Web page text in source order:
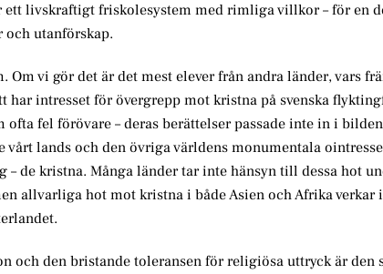
livskraftigt friskolesystem med rimliga villkor – för en
utanförskap.
Om vi gör det är det mest elever från andra länder, vars
har intresset för övergrepp mot kristna på svenska
ofta fel förövare – deras berättelser passade inte in i
vårt lands och den övriga världens monumentala
de kristna. Många länder tar inte hänsyn till dessa hot
allvarliga hot mot kristna i både Asien och Afrika verkar
och den bristande toleransen för religiösa uttryck är den